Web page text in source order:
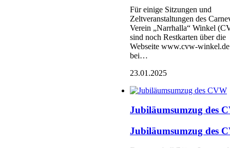
Für einige Sitzungen und
Zeltveranstaltungen des
Verein „Narrhalla“ Winkel
sind noch Restkarten über die
Webseite www.cvw-
bei…
23.01.2025
Jubiläumsumzug des
Jubiläumsumzug des